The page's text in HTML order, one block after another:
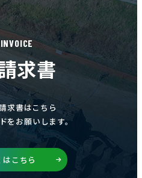
ナリティクスを使用し、当サ
収集及び解析を行っておりま
じて、Googleがお客様のIP
場合がありますが、
は個人を特定できるものでは
タはGoogleのプライバシーポ
なお、当サイトのご利用を
いてGoogle及び当サイトが
様にご承諾いただいたものと
ー
privacy?hl=ja
INVOICE
求書
求書はこちら
をお願いします。
はこちら